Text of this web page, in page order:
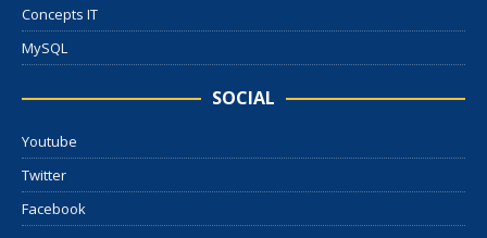
Concepts IT
MySQL
SOCIAL
Youtube
Twitter
Facebook